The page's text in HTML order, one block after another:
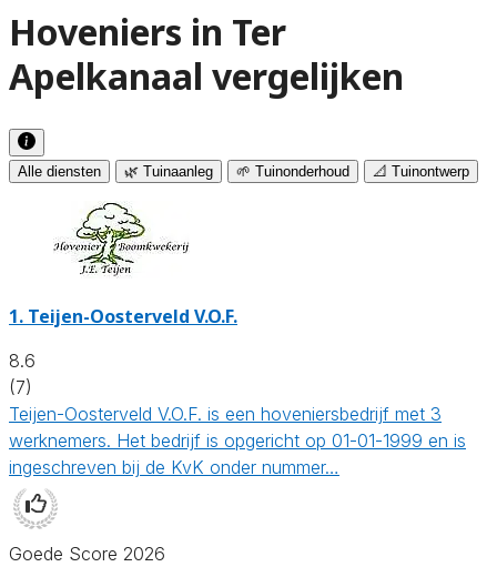
Hoveniers in Ter
Apelkanaal vergelijken
Alle diensten 🌿 Tuinaanleg 🌱 Tuinonderhoud 📐 Tuinontwerp
1. Teijen-Oosterveld V.O.F.
8.6
(7)
Teijen-Oosterveld V.O.F. is een hoveniersbedrijf met 3
werknemers. Het bedrijf is opgericht op 01-01-1999 en is
ingeschreven bij de KvK onder nummer…
Goede Score 2026